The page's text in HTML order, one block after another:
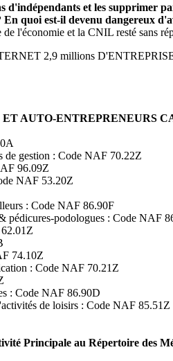
et les supprimer
quoi est-il devenu dangereux
l'économie et la CNIL resté sans
2,9 millions
AUTO-ENTREPRENEURS
de gestion : Code NAF 70.22Z
96.09Z
NAF 53.20Z
: Code NAF 86.90F
pédicures-podologues : Code NAF
74.10Z
: Code NAF 70.21Z
: Code NAF 86.90D
de loisirs : Code NAF 85.51Z
Principale au Répertoire des